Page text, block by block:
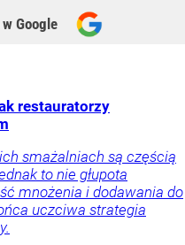
Google
restauratorzy
smażalniach są częścią
to nie głupota
mnożenia i dodawania do
uczciwa strategia